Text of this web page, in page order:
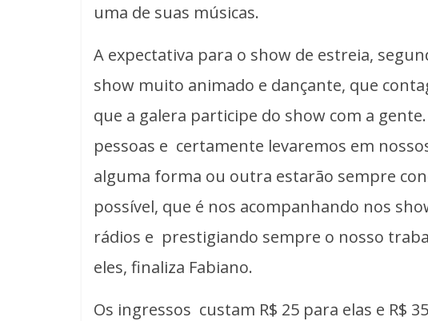
uma de suas músicas.
A expectativa para o show de estreia,
show muito animado e dançante, que
que a galera participe do show com a
pessoas e certamente levaremos em
alguma forma ou outra estarão sempre
possível, que é nos acompanhando nos
rádios e prestigiando sempre o nosso
eles, finaliza Fabiano.
Os ingressos custam R$ 25 para elas e R$